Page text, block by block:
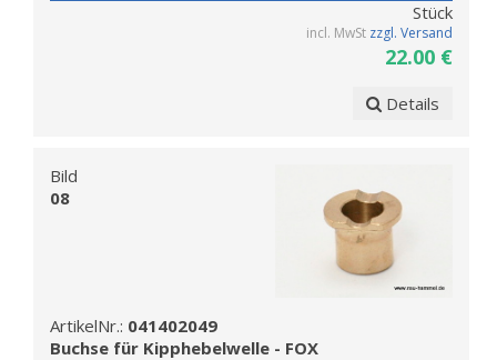
Stück
incl. MwSt zzgl. Versand
22.00 €
Details
Bild
08
ArtikelNr.: 041402049
Buchse für Kipphebelwelle - FOX